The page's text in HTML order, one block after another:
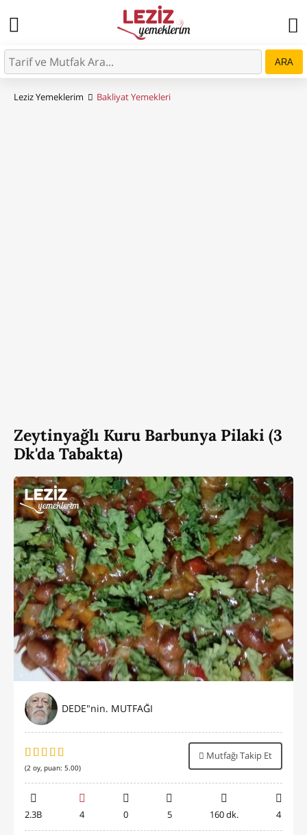
ARA
Leziz Yemeklerim Bakliyat Yemekleri
Zeytinyağlı Kuru Barbunya Pilaki (3
Dk'da Tabakta)
DEDE"nin. MUTFAĞI
(2 oy, puan: 5.00)
Mutfağı Takip Et
2.3B 4 0 5 160 dk. 4